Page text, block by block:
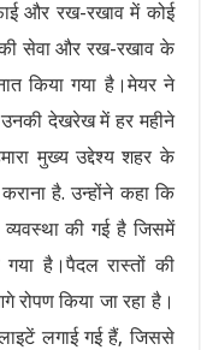
और रख-रखाव में कोई
की सेवा और रख-रखाव के
किया गया है।मेयर ने
देखरेख में हर महीने
मुख्य उद्देश्य शहर के
है. उन्होंने कहा कि
की गई है जिसमें
गया है।पैदल रास्तों की
किया जा रहा है।
लाइटें लगाई गई हैं, जिससे